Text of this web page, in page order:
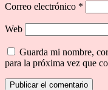
Correo electrónico *
Web
Guarda mi nombre,
para la próxima vez que